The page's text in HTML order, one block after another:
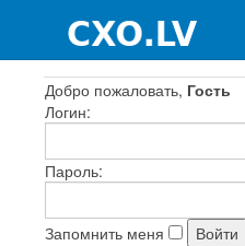
Добро пожаловать, Гость
Логин:
Пароль:
Запомнить меня